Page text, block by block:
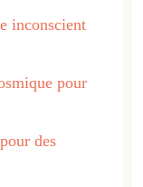
inconscient
pour
des